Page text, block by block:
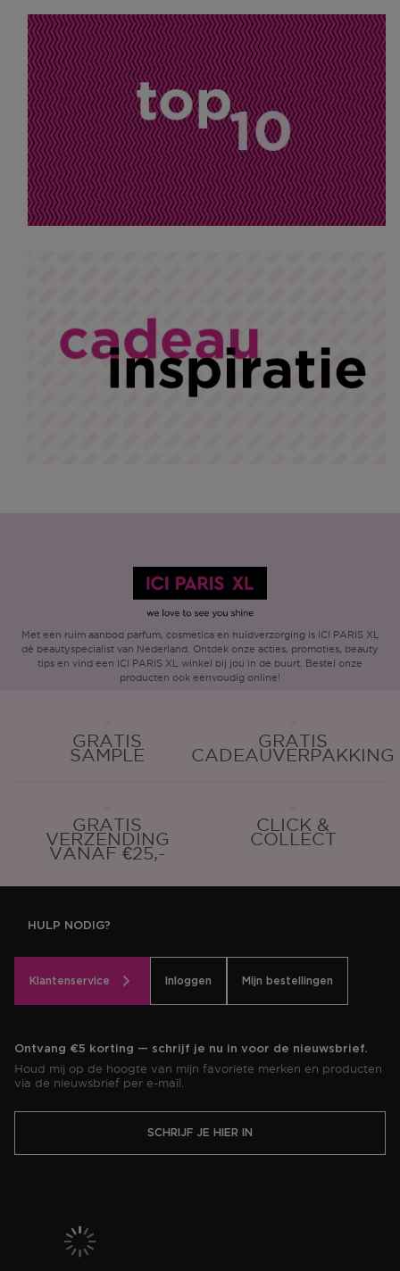
Met een ruim aanbod parfum, cosmetica en huidverzorging is ICI PARIS XL
dé beautyspecialist van Nederland. Ontdek onze acties, promoties, beauty
tips en vind een ICI PARIS XL winkel bij jou in de buurt. Bestel onze
producten ook eenvoudig online!
GRATIS
SAMPLE
GRATIS
CADEAUVERPAKKING
GRATIS
VERZENDING
VANAF €25,-
CLICK &
COLLECT
HULP NODIG?
Klantenservice Inloggen Mijn bestellingen
Ontvang €5 korting — schrijf je nu in voor de nieuwsbrief.
Houd mij op de hoogte van mijn favoriete merken en producten
via de nieuwsbrief per e-mail.
SCHRIJF JE HIER IN